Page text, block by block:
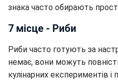
знака часто обирають
7 місце - Риби
Риби часто готують за
немає, вони можуть
кулінарних експериментів